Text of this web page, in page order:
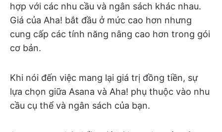
hợp với các nhu cầu và ngân sách khác nhau.
Giá của Aha! bắt đầu ở mức cao hơn nhưng
cung cấp các tính năng nâng cao hơn trong gói
cơ bản.
Khi nói đến việc mang lại giá trị đồng tiền, sự
lựa chọn giữa Asana và Aha! phụ thuộc vào nhu
cầu cụ thể và ngân sách của bạn.